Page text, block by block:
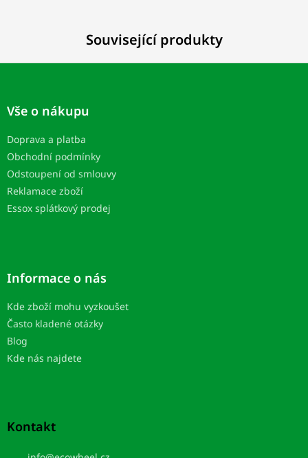
Související produkty
Z
Vše o nákupu
Doprava a platba
Obchodní podmínky
Odstoupení od smlouvy
Reklamace zboží
Essox splátkový prodej
Informace o nás
Kde zboží mohu vyzkoušet
Často kladené otázky
Blog
Kde nás najdete
Kontakt